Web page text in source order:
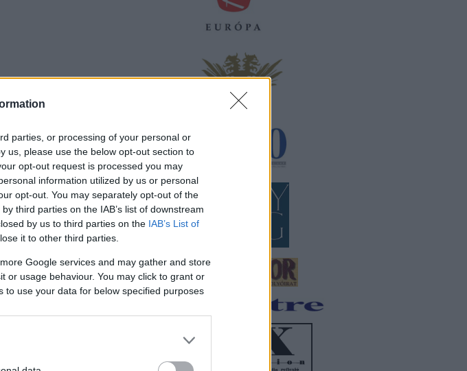
parties, or processing of your personal or
us, please use the below opt-out section to
opt-out request is processed you may
information utilized by us or personal
opt-out. You may separately opt-out of the
third parties on the IAB’s list of downstream
by us to third parties on the IAB’s List of
it to other third parties.
Google services and may gather and store
or usage behaviour. You may click to grant or
use your data for below specified purposes